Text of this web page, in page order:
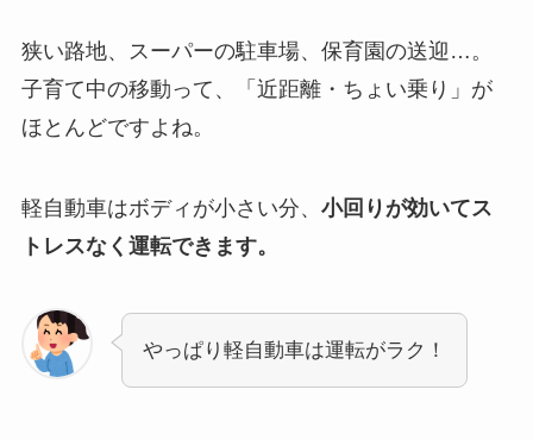
狭い路地、スーパーの駐車場、保育園の送迎…。
子育て中の移動って、「近距離・ちょい乗り」が
ほとんどですよね。
軽自動車はボディが小さい分、 小回りが効いてス
トレスなく運転できます。
やっぱり軽自動車は運転がラク！